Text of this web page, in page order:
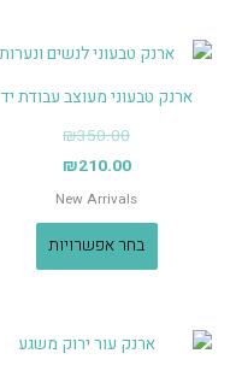
ארנק טבעוני מעוצב עבודת יד
₪350.00
₪210.00
New Arrivals
בחר אפשרויות